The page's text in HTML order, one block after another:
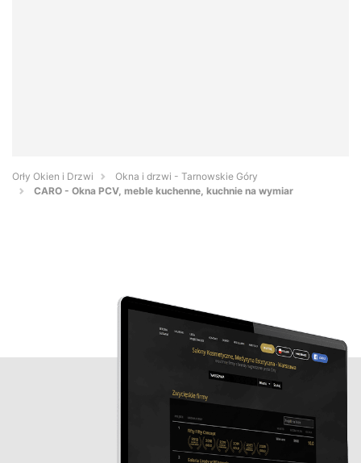
Orły Okien i Drzwi
Okna i drzwi - Tarnowskie Góry
CARO - Okna PCV, meble kuchenne, kuchnie na wymiar